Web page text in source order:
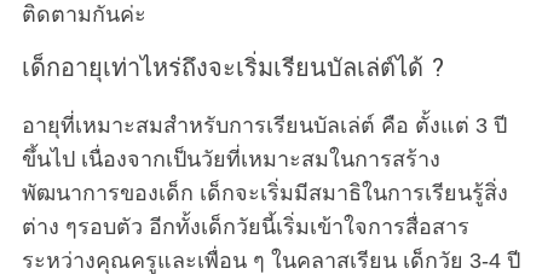
ติดตามกันค่ะ
เด็กอายุเท่าไหร่ถึงจะเริ่มเรียนบัลเล่ต์ได้ ?
อายุที่เหมาะสมสำหรับการเรียนบัลเล่ต์ คือ ตั้งแต่ 3 ปี
ขึ้นไป เนื่องจากเป็นวัยที่เหมาะสมในการสร้าง
พัฒนาการของเด็ก เด็กจะเริ่มมีสมาธิในการเรียนรู้สิ่ง
ต่าง ๆรอบตัว อีกทั้งเด็กวัยนี้เริ่มเข้าใจการสื่อสาร
ระหว่างคุณครูและเพื่อน ๆ ในคลาสเรียน เด็กวัย 3-4 ปี